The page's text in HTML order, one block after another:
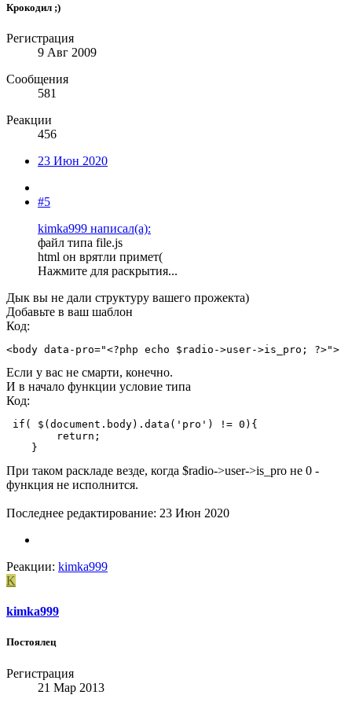
Крокодил ;)
Регистрация
9 Авг 2009
Сообщения
581
Реакции
456
23 Июн 2020
#5
kimka999 написал(а):
файл типа file.js
html он врятли примет(
Нажмите для раскрытия...
Дык вы не дали структуру вашего прожекта)
Добавьте в ваш шаблон
Код:
<body data-pro="<?php echo $radio->user->is_pro; ?>">
Если у вас не смарти, конечно.
И в начало функции условие типа
Код:
if( $(document.body).data('pro') != 0){
        return;
    }
При таком раскладе везде, когда $radio->user->is_pro не 0 -
функция не исполнится.
Последнее редактирование: 23 Июн 2020
Реакции: kimka999
K
kimka999
Постоялец
Регистрация
21 Мар 2013